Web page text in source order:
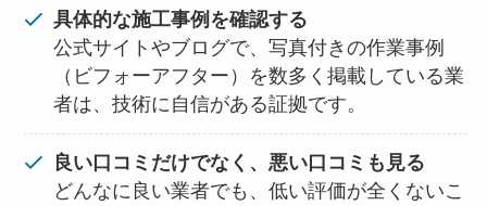
具体的な施工事例を確認する
公式サイトやブログで、写真付きの作業事例
（ビフォーアフター）を数多く掲載している業
者は、技術に自信がある証拠です。
良い口コミだけでなく、悪い口コミも見る
どんなに良い業者でも、低い評価が全くないこ